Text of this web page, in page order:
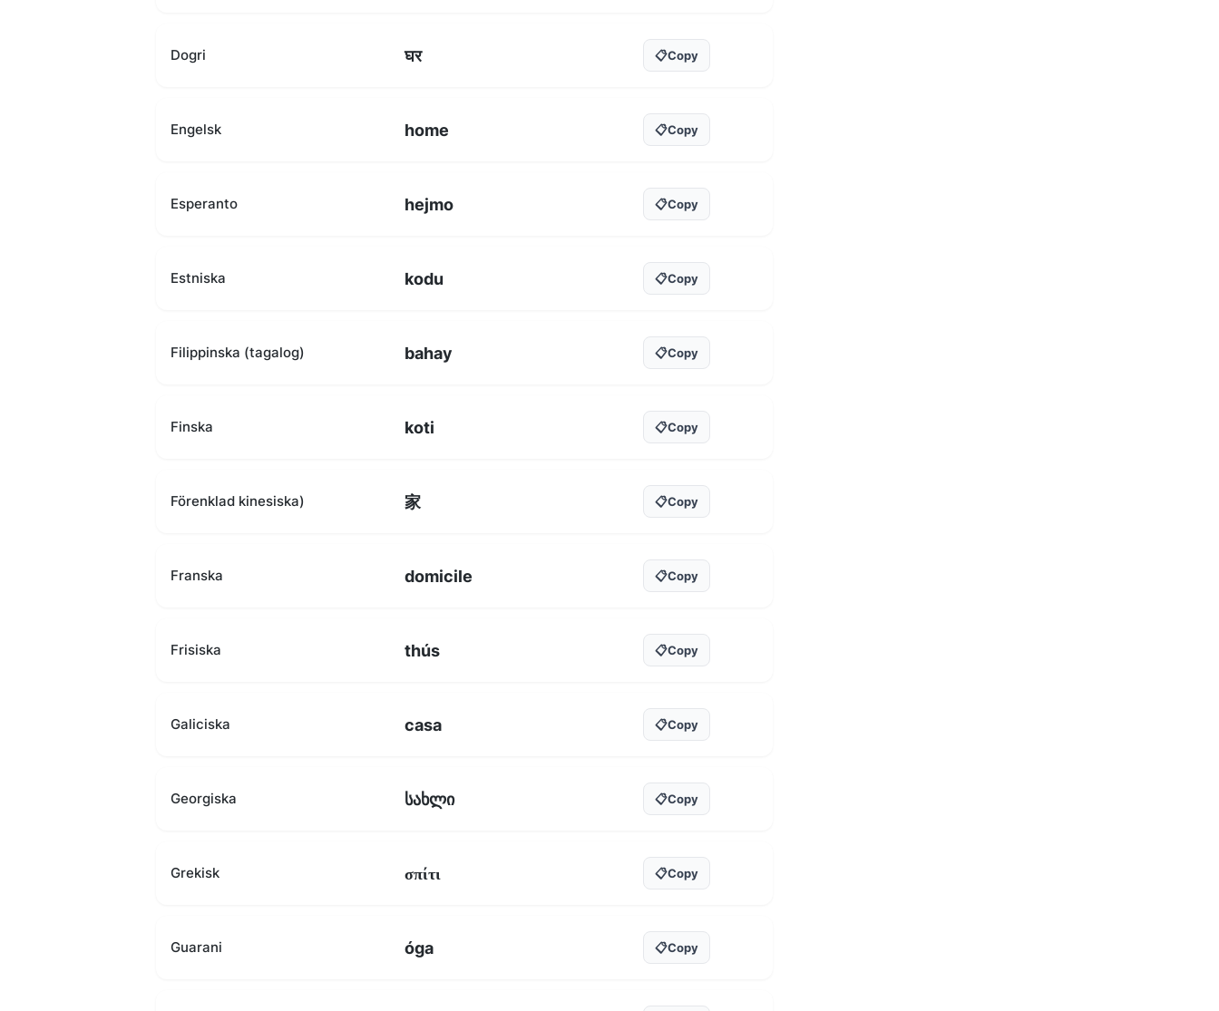
Dogri घर 📋Copy
Engelsk home 📋Copy
Esperanto hejmo 📋Copy
Estniska kodu 📋Copy
Filippinska (tagalog) bahay 📋Copy
Finska koti 📋Copy
Förenklad kinesiska) 家 📋Copy
Franska domicile 📋Copy
Frisiska thús 📋Copy
Galiciska casa 📋Copy
Georgiska სახლი 📋Copy
Grekisk σπίτι 📋Copy
Guarani óga 📋Copy